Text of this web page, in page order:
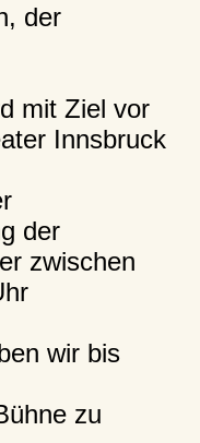
der
mit Ziel vor
Innsbruck
der
zwischen
wir bis
zu